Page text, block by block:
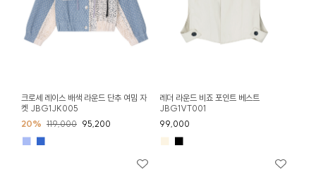
크로셰 레이스 배색 라운드 단추 여밈 자
켓 JBG1JK005
20% 119,000 95,200
■ ■
레더 라운드 비죠 포인트 베스트
JBG1VT001
99,000
■ ■